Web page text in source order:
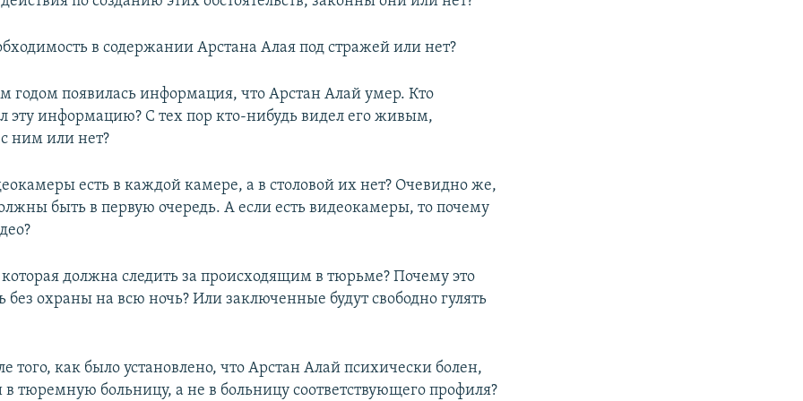
в содержании Арстана Алая под стражей или нет?
годом появилась информация, что Арстан Алай умер. Кто
эту информацию? С тех пор кто-нибудь видел его живым,
ним или нет?
есть в каждой камере, а в столовой их нет? Очевидно же,
быть в первую очередь. А если есть видеокамеры, то почему
которая должна следить за происходящим в тюрьме? Почему это
без охраны на всю ночь? Или заключенные будут свободно гулять
того, как было установлено, что Арстан Алай психически болен,
в тюремную больницу, а не в больницу соответствующего профиля?